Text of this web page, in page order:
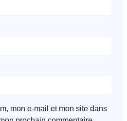
mon e-mail et mon site dans